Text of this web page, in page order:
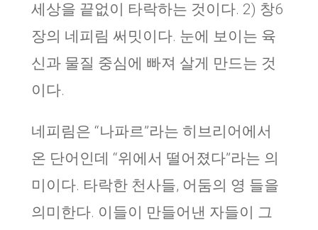
세상을 끝없이 타락하는 것이다. 2) 창6
장의 네피림 써밋이다. 눈에 보이는 육
신과 물질 중심에 빠져 살게 만드는 것
이다.
네피림은 “나파르”라는 히브리어에서
온 단어인데 “위에서 떨어졌다”라는 의
미이다. 타락한 천사들, 어둠의 영 들을
의미한다. 이들이 만들어낸 자들이 그